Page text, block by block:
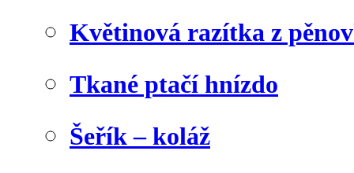
Květinová razítka z
Tkané ptačí hnízdo
Šeřík – koláž